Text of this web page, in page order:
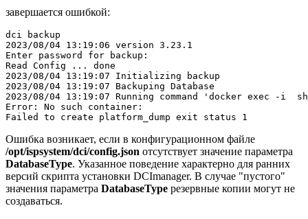
завершается ошибкой:
dci backup
2023/08/04 13:19:06 version 3.23.1
Enter password for backup:
Read Config ... done
2023/08/04 13:19:07 Initializing backup
2023/08/04 13:19:07 Backuping Database
2023/08/04 13:19:07 Running command 'docker exec -i
Error: No such container:
Failed to create platform_dump exit status 1
Ошибка возникает, если в конфигурационном файле
/opt/ispsystem/dci/config.json отсутствует значение параметра
DatabaseType. Указанное поведение характерно для ранних
версий скрипта установки DCImanager. В случае "пустого"
значения параметра DatabaseType резервные копии могут не
создаваться.